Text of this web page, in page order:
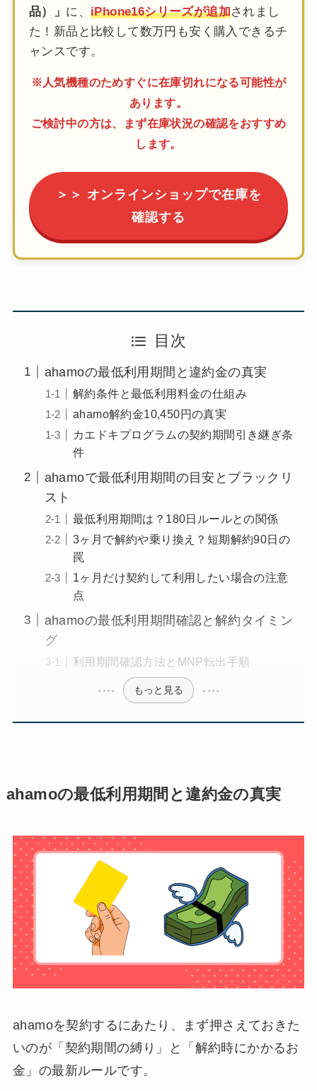
品）」 に、 iPhone16シリーズが追加されまし
た！新品と比較して数万円も安く購入できるチ
ャンスです。
※人気機種のためすぐに在庫切れになる可能性が
あります。
ご検討中の方は、まず在庫状況の確認をおすすめ
します。
＞＞ オンラインショップで在庫を
確認する
目次
ahamoの最低利用期間と違約金の真実
解約条件と最低利用料金の仕組み
ahamo解約金10,450円の真実
カエドキプログラムの契約期間引き継ぎ条
件
ahamoで最低利用期間の目安とブラックリ
スト
最低利用期間は？180日ルールとの関係
3ヶ月で解約や乗り換え？短期解約90日の
罠
1ヶ月だけ契約して利用したい場合の注意
点
ahamoの最低利用期間確認と解約タイミン
グ
利用期間確認方法とMNP転出手順
もっと見る
ahamoの最低利用期間と違約金の真実
ahamoを契約するにあたり、まず押さえておきた
いのが「契約期間の縛り」と「解約時にかかるお
金」の最新ルールです。